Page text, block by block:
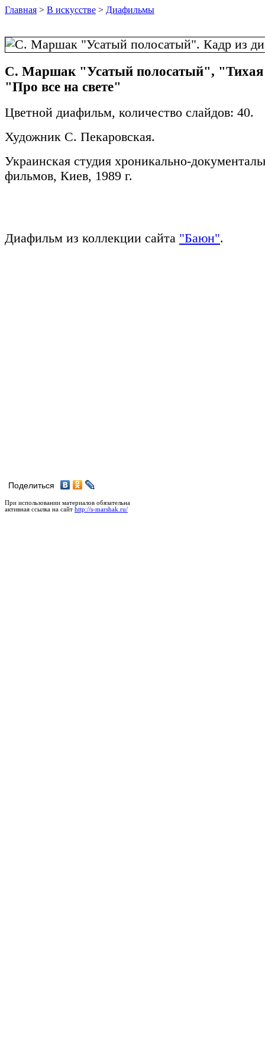
Главная > В искусстве > Диафильмы
С. Маршак "Усатый полосатый", "Тихая
"Про все на свете"
Цветной диафильм, количество слайдов: 40.
Художник С. Пекаровская.
Украинская студия хроникально-
фильмов, Киев, 1989 г.
Диафильм из коллекции сайта "Баюн".
Поделиться
При использовании материалов обязательна
активная ссылка на сайт http://s-marshak.ru/